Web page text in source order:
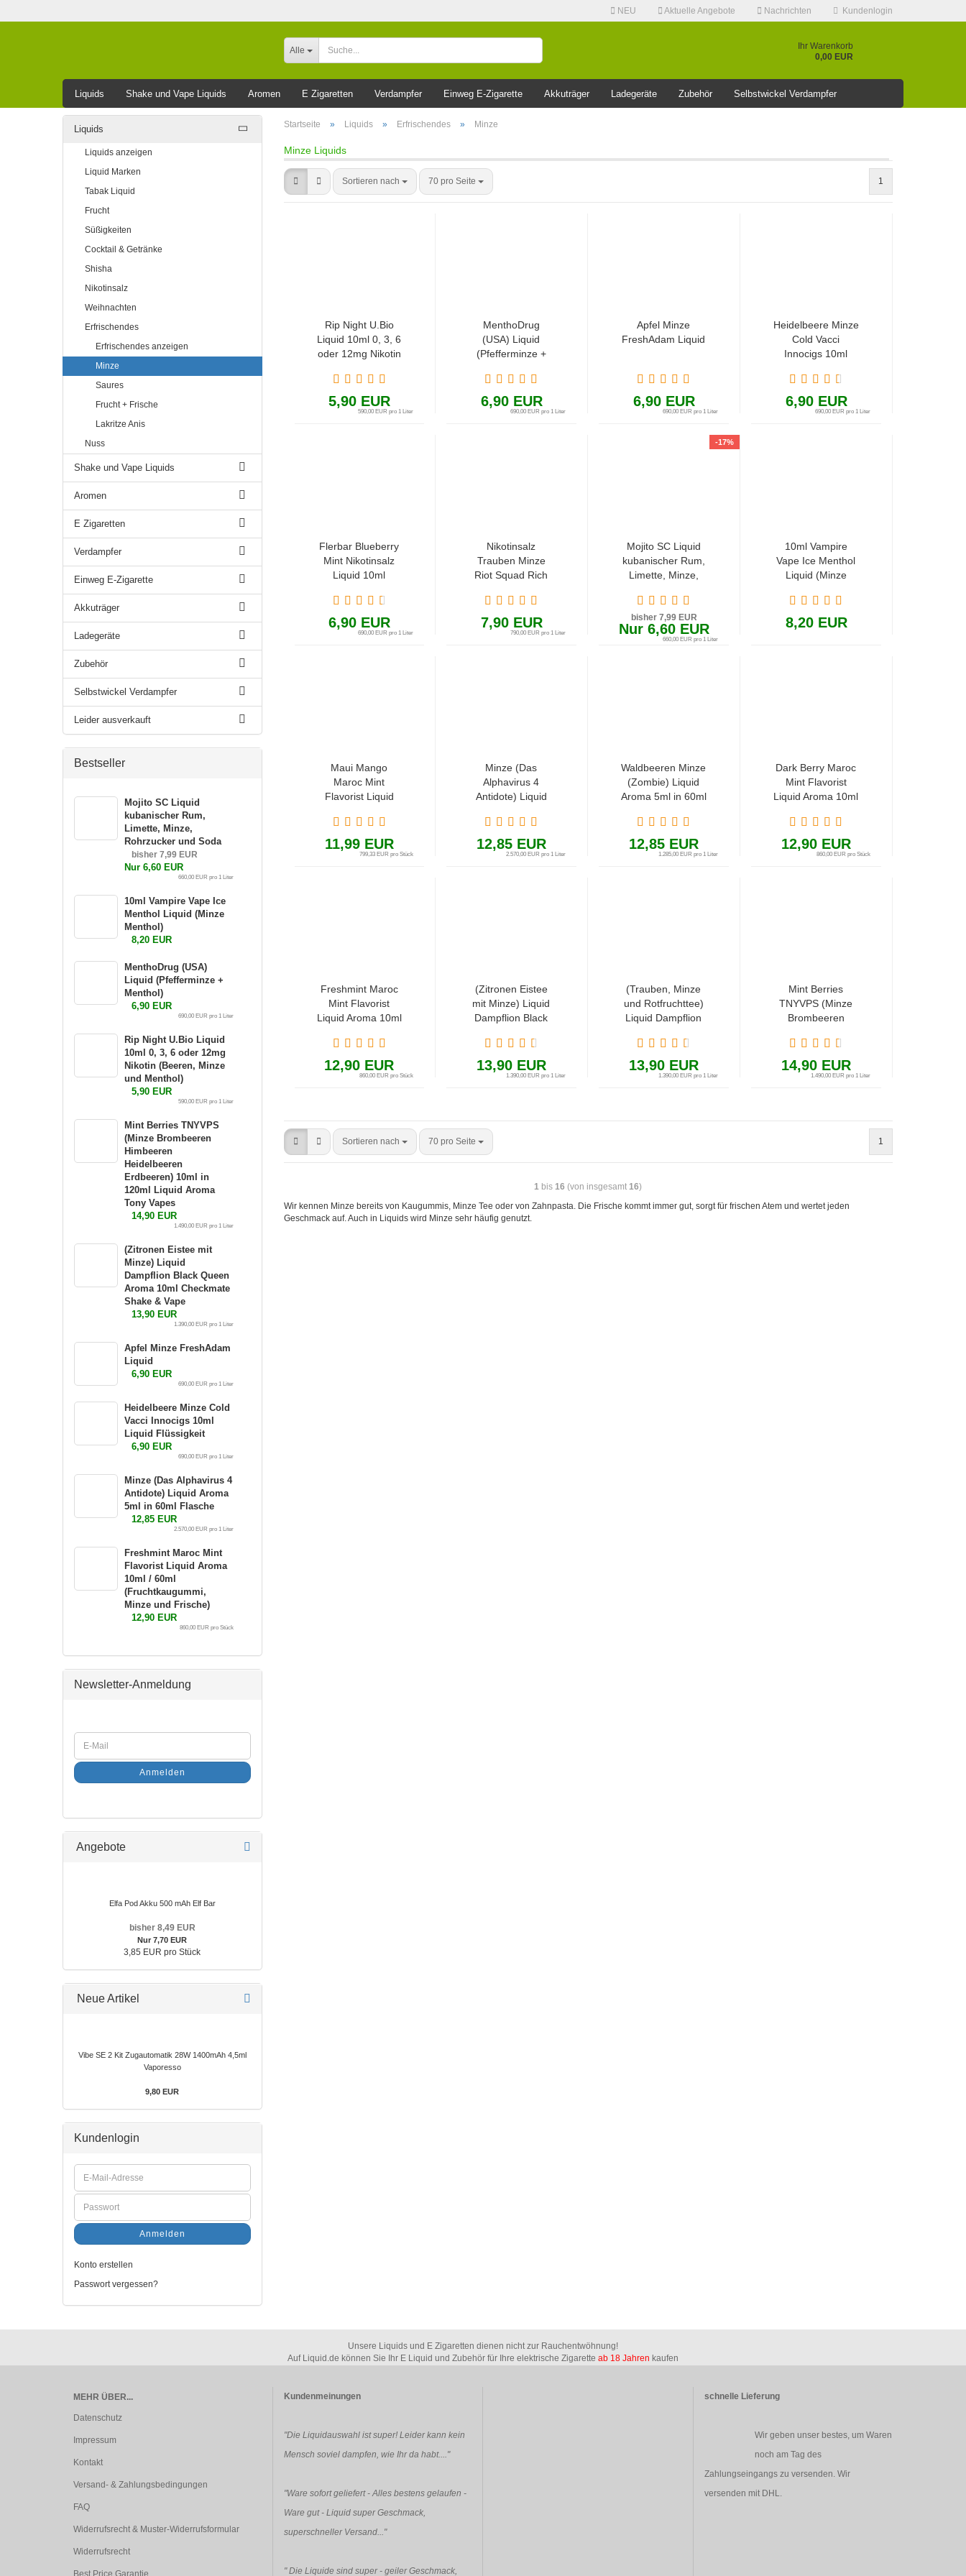
NEU Aktuelle Angebote Nachrichten Kundenlogin
Passwort vergessen?
Alle
Ihr Warenkorb
0,00 EUR
Liquids Shake und Vape Liquids Aromen E Zigaretten Verdampfer Einweg E-Zigarette Akkuträger Ladegeräte Zubehör Selbstwickel Verdampfer
Leider ausverkauft Startseite » Liquids » Erfrischendes » Minze
Minze Liquids
Sortieren nach 70 pro Seite 1
Rip Night U.Bio
Liquid 10ml 0, 3, 6
oder 12mg Nikotin
und Menthol)
5,90 EUR
590,00 EUR pro 1 Liter
MenthoDrug
(USA) Liquid
(Pfefferminze +
6,90 EUR
690,00 EUR pro 1 Liter
Apfel Minze
FreshAdam Liquid
6,90 EUR
690,00 EUR pro 1 Liter
Heidelbeere Minze
Cold Vacci
Innocigs 10ml
6,90 EUR
690,00 EUR pro 1 Liter
Flerbar Blueberry
Mint Nikotinsalz
Liquid 10ml
6,90 EUR
690,00 EUR pro 1 Liter
Nikotinsalz
Trauben Minze
Riot Squad Rich
10ml
7,90 EUR
790,00 EUR pro 1 Liter
-17%
Mojito SC Liquid
kubanischer Rum,
Limette, Minze,
Soda
bisher 7,99 EUR
Nur 6,60 EUR
660,00 EUR pro 1 Liter
10ml Vampire
Vape Ice Menthol
Liquid (Minze
8,20 EUR
Maui Mango
Maroc Mint
Flavorist Liquid
(Fruchtkaugummi,
Minze, Zitrone,
Ananas und
11,99 EUR
799,33 EUR pro Stück
Minze (Das
Alphavirus 4
Antidote) Liquid
Flasche
12,85 EUR
2.570,00 EUR pro 1 Liter
Waldbeeren Minze
(Zombie) Liquid
Aroma 5ml in 60ml
12,85 EUR
1.285,00 EUR pro 1 Liter
Dark Berry Maroc
Mint Flavorist
Liquid Aroma 10ml
(Fruchtkaugummi,
Minze, Zitrone und
Beeren)
12,90 EUR
860,00 EUR pro Stück
Freshmint Maroc
Mint Flavorist
Liquid Aroma 10ml
(Fruchtkaugummi,
Minze und
Frische)
12,90 EUR
860,00 EUR pro Stück
(Zitronen Eistee
mit Minze) Liquid
Dampflion Black
10ml Checkmate
Shake & Vape
13,90 EUR
1.390,00 EUR pro 1 Liter
(Trauben, Minze
und Rotfruchttee)
Liquid Dampflion
10ml Checkmate
Shake & Vape
13,90 EUR
1.390,00 EUR pro 1 Liter
Mint Berries
TNYVPS (Minze
Brombeeren
Heidelbeeren
Erdbeeren) 10ml
in 120ml Liquid
14,90 EUR
1.490,00 EUR pro 1 Liter
Sortieren nach 70 pro Seite 1
1 bis16 (von insgesamt16)
Wir kennen Minze bereits von Kaugummis, Minze Tee oder von Zahnpasta. Die Frische kommt immer gut, sorgt für frischen Atem und wertet jeden
Geschmack auf. Auch in Liquids wird Minze sehr häufig genutzt.
Liquids
Liquids anzeigen
Liquid Marken
Tabak Liquid
Frucht
Süßigkeiten
Cocktail & Getränke
Shisha
Nikotinsalz
Weihnachten
Erfrischendes
Erfrischendes anzeigen
Minze
Saures
Frucht + Frische
Lakritze Anis
Nuss
Shake und Vape Liquids
Aromen
E Zigaretten
Verdampfer
Einweg E-Zigarette
Akkuträger
Ladegeräte
Zubehör
Selbstwickel Verdampfer
Leider ausverkauft
Bestseller
Mojito SC Liquid
kubanischer Rum,
Limette, Minze,
Rohrzucker und Soda
bisher 7,99 EUR
Nur 6,60 EUR
660,00 EUR pro 1 Liter
10ml Vampire Vape Ice
Menthol Liquid (Minze
Menthol)
8,20 EUR
MenthoDrug (USA)
Liquid (Pfefferminze +
Menthol)
6,90 EUR
690,00 EUR pro 1 Liter
Rip Night U.Bio Liquid
10ml 0, 3, 6 oder 12mg
Nikotin (Beeren, Minze
und Menthol)
5,90 EUR
590,00 EUR pro 1 Liter
Mint Berries TNYVPS
(Minze Brombeeren
Himbeeren
Heidelbeeren
Erdbeeren) 10ml in
120ml Liquid Aroma
Tony Vapes
14,90 EUR
1.490,00 EUR pro 1 Liter
(Zitronen Eistee mit
Minze) Liquid
Dampflion Black Queen
Aroma 10ml Checkmate
Shake & Vape
13,90 EUR
1.390,00 EUR pro 1 Liter
Apfel Minze FreshAdam
Liquid
6,90 EUR
690,00 EUR pro 1 Liter
Heidelbeere Minze Cold
Vacci Innocigs 10ml
Liquid Flüssigkeit
6,90 EUR
690,00 EUR pro 1 Liter
Minze (Das Alphavirus 4
Antidote) Liquid Aroma
5ml in 60ml Flasche
12,85 EUR
2.570,00 EUR pro 1 Liter
Freshmint Maroc Mint
Flavorist Liquid Aroma
10ml / 60ml
(Fruchtkaugummi,
Minze und Frische)
12,90 EUR
860,00 EUR pro Stück
Newsletter-Anmeldung
Anmelden
Angebote
Elfa Pod Akku 500 mAh Elf Bar
bisher 8,49 EUR
Nur 7,70 EUR
3,85 EUR pro Stück
Neue Artikel
Vibe SE 2 Kit Zugautomatik 28W 1400mAh 4,5ml
Vaporesso
9,80 EUR
Kundenlogin
Anmelden
Konto erstellen
Passwort vergessen?
Unsere Liquids und E Zigaretten dienen nicht zur Rauchentwöhnung!
Auf Liquid.de können Sie Ihr E Liquid und Zubehör für Ihre elektrische Zigarette ab 18 Jahren kaufen
MEHR ÜBER...
Datenschutz
Impressum
Kontakt
Versand- & Zahlungsbedingungen
FAQ
Widerrufsrecht & Muster-Widerrufsformular
Widerrufsrecht
Best Price Garantie
Kundenmeinungen
"Die Liquidauswahl ist super! Leider kann kein
Mensch soviel dampfen, wie Ihr da habt...."
"Ware sofort geliefert - Alles bestens gelaufen -
Ware gut - Liquid super Geschmack,
superschneller Versand..."
"Die Liquide sind super - geiler Geschmack,
schnelle Lieferung
Wir geben unser bestes, um Waren
noch am Tag des
Zahlungseingangs zu versenden. Wir
versenden mit DHL.